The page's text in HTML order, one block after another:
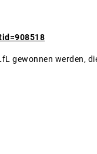
gewonnen werden,